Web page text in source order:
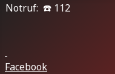
Notruf: ☎️ 112
Facebook